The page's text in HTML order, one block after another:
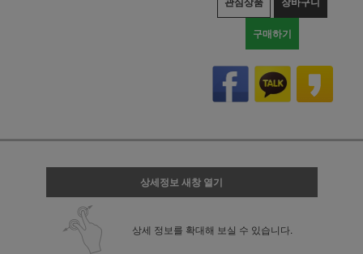
구매하기
상세정보 새창 열기
상세 정보를 확대해 보실 수 있습니다.